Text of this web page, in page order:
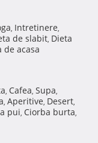
, Intretinere,
de slabit, Dieta
de acasa
, Cafea, Supa,
, Aperitive, Desert,
pui, Ciorba burta,